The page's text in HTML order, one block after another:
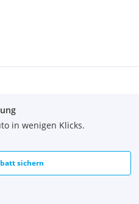
beleuchtet vorn
und ''quattro'' Schriftzug
in wenigen Klicks.
sichern